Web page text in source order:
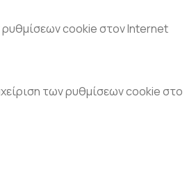
ρυθμίσεων cookie στον Internet
των ρυθμίσεων cookie στο